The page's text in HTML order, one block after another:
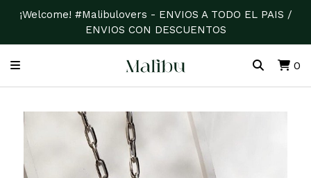
¡Welcome! #Malibulovers - ENVIOS A TODO EL PAIS /
ENVIOS CON DESCUENTOS
0